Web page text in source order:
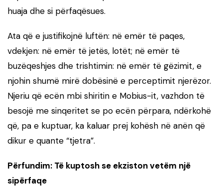
huaja dhe si përfaqësues.
Ata që e justifikojnë luftën: në emër të paqes,
vdekjen: në emër të jetës, lotët; në emër të
buzëqeshjes dhe trishtimin: në emër të gëzimit, e
njohin shumë mirë dobësinë e perceptimit njerëzor.
Njeriu që ecën mbi shiritin e Mobius-it, vazhdon të
besojë me sinqeritet se po ecën përpara, ndërkohë
që, pa e kuptuar, ka kaluar prej kohësh në anën që
dikur e quante “tjetra”.
Përfundim: Të kuptosh se ekziston vetëm një
sipërfaqe